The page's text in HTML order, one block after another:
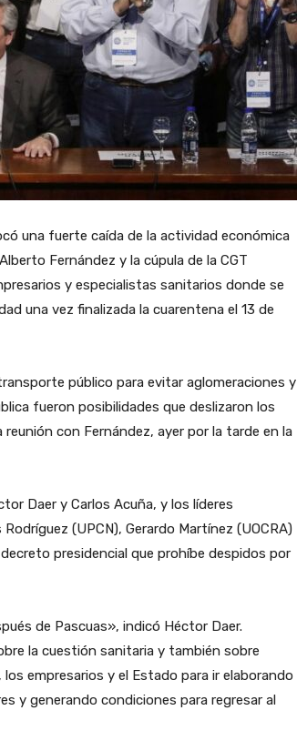
una fuerte caída de la actividad económica
Fernández y la cúpula de la CGT
y especialistas sanitarios donde se
una vez finalizada la cuarentena el 13 de
público para evitar aglomeraciones y
fueron posibilidades que deslizaron los
con Fernández, ayer por la tarde en la
Daer y Carlos Acuña, y los líderes
(UPCN), Gerardo Martínez (UOCRA)
presidencial que prohíbe despidos por
de Pascuas», indicó Héctor Daer.
la cuestión sanitaria y también sobre
empresarios y el Estado para ir elaborando
y generando condiciones para regresar al